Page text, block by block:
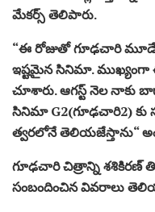
మేక‌ర్స్ తెలిపారు.
“ఈ రోజుతో గూఢ‌చారి
ఇష్ట‌మైన సినిమా. ముఖ్యంగా
చూశారు. ఆగ‌స్ట్ నెల నాకు
సినిమా G2(గూఢ‌చారి2) కు
త్వ‌ర‌లోనే తెలియ‌జేస్తాను“
గూఢ‌చారి చిత్రాన్ని శ‌శికిర‌ణ్
సంబందించిన వివరాలు